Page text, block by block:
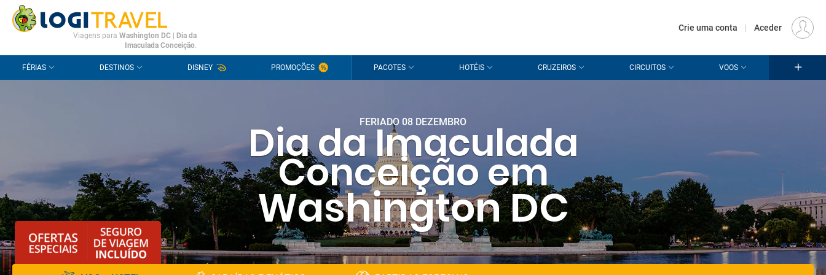
CONTACTO PERGUNTAS FREQUENTES
Viagens para Washington DC
Dia da
Imaculada Conceição.
Crie uma conta | Aceder
FÉRIAS DESTINOS DISNEY PROMOÇÕES PACOTES HOTÉIS CRUZEIROS CIRCUITOS VOOS
FERIADO 08 DEZEMBRO
Dia da Imaculada
Conceição em
Washington DC